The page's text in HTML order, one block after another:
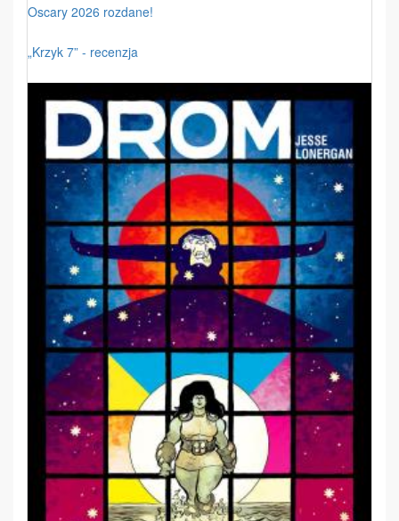
Oscary 2026 rozdane!
„Krzyk 7” - recenzja